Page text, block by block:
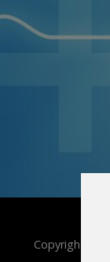
Copyright